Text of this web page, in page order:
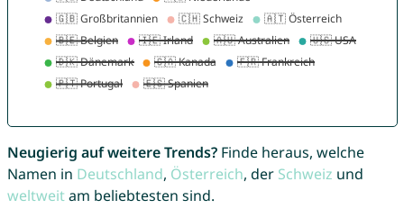
Neugierig auf weitere Trends?Finde heraus, welche
Namen in Deutschland, Österreich, der Schweiz und
weltweitam beliebtesten sind.